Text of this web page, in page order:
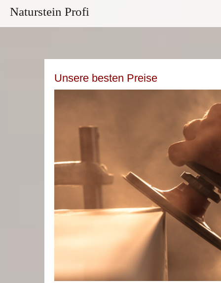
Naturstein Profi
Unsere besten Preise